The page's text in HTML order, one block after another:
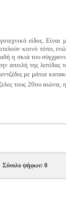
είδος.
κοινό τόπο,
η σκιά του
απειλή της
με μάτια
τους 20ου
Σύνολο ψήφων: 0